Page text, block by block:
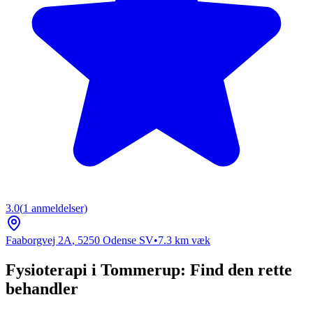
3.0(1 anmeldelser)
Faaborgvej 2A, 5250 Odense SV•7.3 km væk
Fysioterapi i Tommerup: Find den rette
behandler